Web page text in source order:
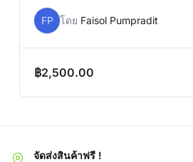
FP โดย Faisol Pumpradit
฿2,500.00
จัดส่งสินค้าฟรี !